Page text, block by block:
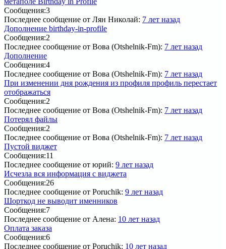
Сообщения:3
Последнее сообщение от Лян Николай: 7 лет назад
Дополнение birthday-in-profile
Сообщения:2
Последнее сообщение от Вова (Otshelnik-Fm): 7 лет назад
Дополнение
Сообщения:4
Последнее сообщение от Вова (Otshelnik-Fm): 7 лет назад
При изменении дня рождения из профиля профиль перестает
отображаться
Сообщения:2
Последнее сообщение от Вова (Otshelnik-Fm): 7 лет назад
Потерял файлы
Сообщения:2
Последнее сообщение от Вова (Otshelnik-Fm): 7 лет назад
Пустой виджет
Сообщения:11
Последнее сообщение от юрий: 9 лет назад
Исчезла вся информация с виджета
Сообщения:26
Последнее сообщение от Poruchik: 9 лет назад
Шорткод не выводит именников
Сообщения:7
Последнее сообщение от Алена: 10 лет назад
Оплата заказа
Сообщения:6
Последнее сообщение от Poruchik: 10 лет назад